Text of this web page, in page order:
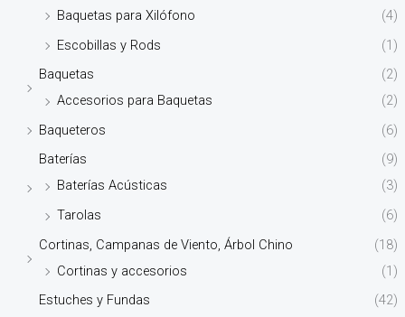
Baquetas para Xilófono
(4)
Escobillas y Rods
(1)
Baquetas
(2)
Accesorios para Baquetas
(2)
Baqueteros
(6)
Baterías
(9)
Baterías Acústicas
(3)
Tarolas
(6)
Cortinas, Campanas de Viento, Árbol Chino
(18)
Cortinas y accesorios
(1)
Estuches y Fundas
(42)